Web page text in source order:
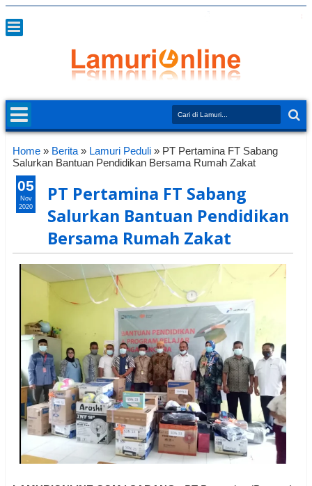
Home » Berita » Lamuri Peduli » PT Pertamina FT Sabang
Salurkan Bantuan Pendidikan Bersama Rumah Zakat
PT Pertamina FT Sabang
Salurkan Bantuan Pendidikan
Bersama Rumah Zakat
05
Nov
2020